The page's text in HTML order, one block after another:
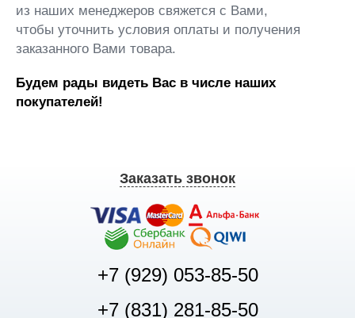
из наших менеджеров свяжется с Вами,
чтобы уточнить условия оплаты и получения
заказанного Вами товара.
Будем рады видеть Вас в числе наших
покупателей!
Заказать звонок
+7 (929) 053-85-50
+7 (831) 281-85-50